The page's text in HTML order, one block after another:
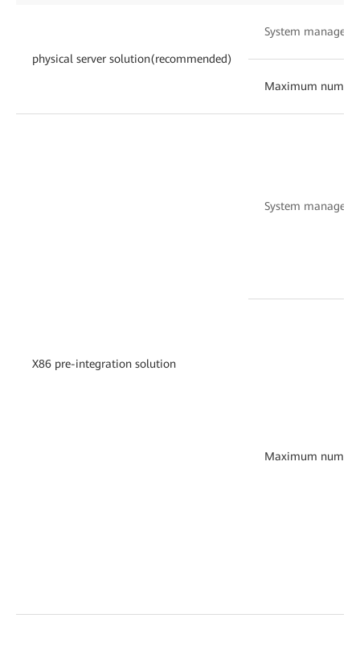
physical server solution(recommended)
System
Maximum
X86 pre-integration solution
System
Maximum